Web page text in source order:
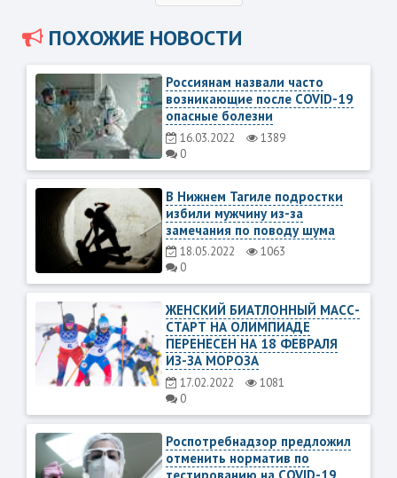
ПОХОЖИЕ НОВОСТИ
Россиянам назвали часто
возникающие после COVID-19
опасные болезни
16.03.2022
1389
0
В Нижнем Тагиле подростки
избили мужчину из-за
замечания по поводу шума
18.05.2022
1063
0
ЖЕНСКИЙ БИАТЛОННЫЙ МАСС-
СТАРТ НА ОЛИМПИАДЕ
ПЕРЕНЕСЕН НА 18 ФЕВРАЛЯ
ИЗ-ЗА МОРОЗА
17.02.2022
1081
0
Роспотребнадзор предложил
отменить норматив по